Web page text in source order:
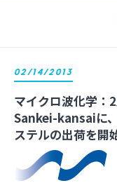
02/14/2013
マイクロ波化学：
Sankei-kansaiに
ステルの出荷を開